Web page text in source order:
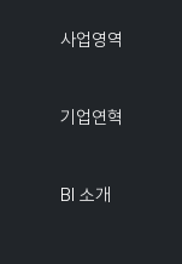
사업영역
기업연혁
BI 소개